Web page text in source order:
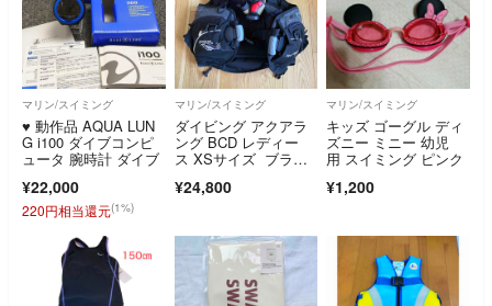
マリン/スイミング
♥️ 動作品 AQUA LUN
G i100 ダイブコンピ
ュータ 腕時計 ダイブ
¥22,000
220円相当還元(1%)
マリン/スイミング
ダイビング アクアラ
ング BCD レディー
ス XSサイズ ブラッ
¥24,800
マリン/スイミング
キッズ ゴーグル ディ
ズニー ミニー 幼児
用 スイミング ピンク
¥1,200